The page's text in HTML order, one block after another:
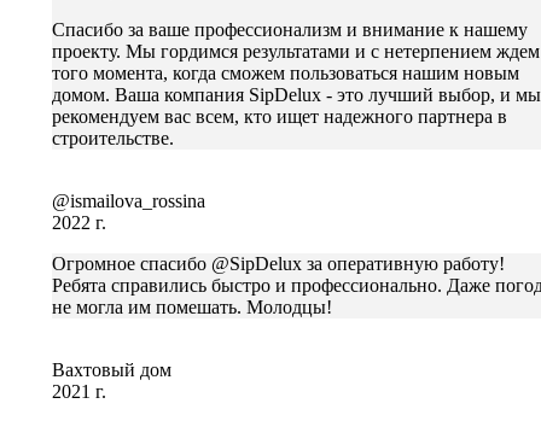
Спасибо за ваше профессионализм и внимание к нашему
проекту. Мы гордимся результатами и с нетерпением ждем
того момента, когда сможем пользоваться нашим новым
домом. Ваша компания SipDelux - это лучший выбор, и мы
рекомендуем вас всем, кто ищет надежного партнера в
строительстве.
@ismailova_rossina
2022 г.
Огромное спасибо @SipDelux за оперативную работу!
Ребята справились быстро и профессионально. Даже
не могла им помешать. Молодцы!
Вахтовый дом
2021 г.